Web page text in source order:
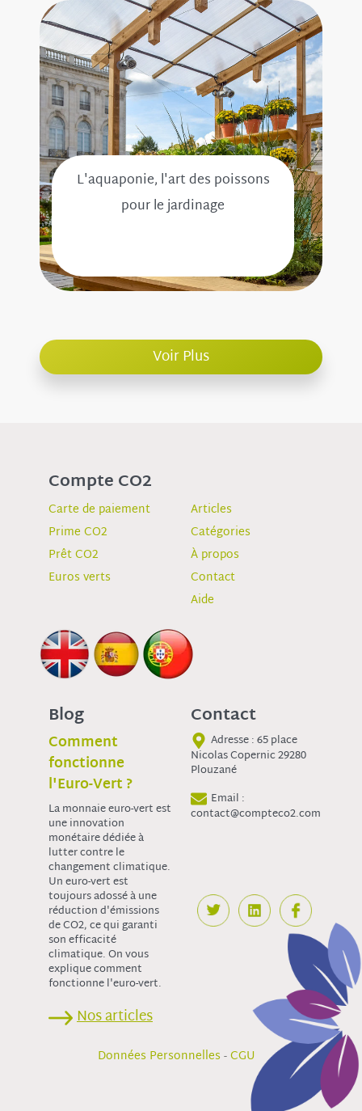
L'aquaponie, l'art des poissons
pour le jardinage
Voir Plus
Compte CO2
Carte de paiement
Prime CO2
Prêt CO2
Euros verts
Articles
Catégories
À propos
Contact
Aide
Blog
Comment
fonctionne
l'Euro-Vert ?
La monnaie euro-vert est
une innovation
monétaire dédiée à
lutter contre le
changement climatique.
Un euro-vert est
toujours adossé à une
réduction d'émissions
de CO2, ce qui garanti
son efficacité
climatique. On vous
explique comment
fonctionne l'euro-vert.
Nos articles
Contact
Adresse : 65 place
Nicolas Copernic 29280
Plouzané
Email :
contact@compteco2.com
Données Personnelles-CGU